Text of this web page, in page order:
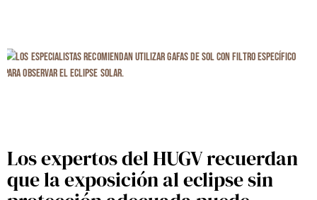
Los expertos del HUGV recuerdan
que la exposición al eclipse sin